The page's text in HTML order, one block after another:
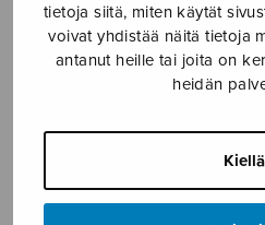
tietoja siitä, miten käytät
voivat yhdistää näitä tietoja
antanut heille tai joita on
heidän
Kiellä